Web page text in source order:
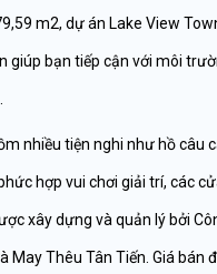
m2, dự án Lake View
giúp bạn tiếp cận với môi
nhiều tiện nghi như hồ câu
hợp vui chơi giải trí, các
xây dựng và quản lý bởi
May Thêu Tân Tiến. Giá bán